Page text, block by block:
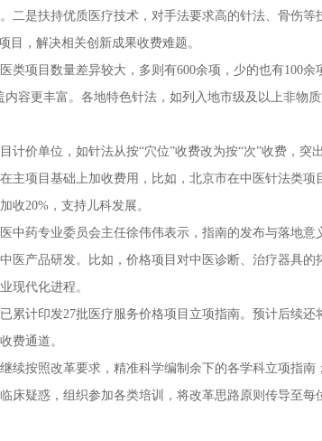
二是扶持优质医疗技术，对手法要求高的针法、骨伤
目，解决相关创新成果收费难题。
项目数量差异较大，多则有600余项，少的也有100余
内容更丰富。各地特色针法，如列入地市级及以上非物
价单位，如针法从按“穴位”收费改为按“次”收费，突
主项目基础上加收费用，比如，北京市在中医针法类
收20%，支持儿科发展。
药专业委员会主任徐伟伟表示，指南的发布与落地意
医产品研发。比如，价格项目对中医诊断、治疗器具
现代化进程。
计印发27批医疗服务价格项目立项指南。预计后续还
费通道。
按照改革要求，精准科学编制余下的各学科立项指南
床疑惑，组织参加各类培训，将改革思路原则传导至